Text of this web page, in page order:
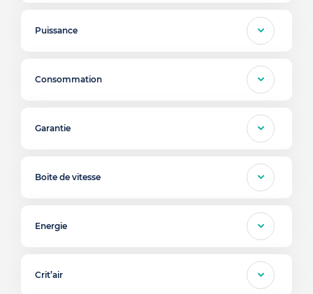
Puissance
Consommation
Garantie
Boite de vitesse
Energie
Crit’air